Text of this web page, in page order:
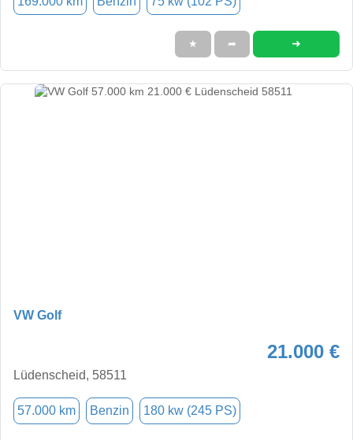
★ ➦ ➜
VW Golf
21.000 €
Lüdenscheid, 58511
57.000 km Benzin 180 kw (245 PS)